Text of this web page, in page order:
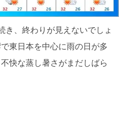
き、終わりが見えないでしょ
東日本を中心に雨の日が多
快な蒸し暑さがまだしばら